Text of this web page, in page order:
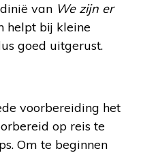
van We zijn er
helpt bij kleine
goed uitgerust.
voorbereiding het
op reis te
Om te beginnen